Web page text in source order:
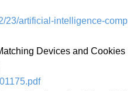
23/artificial-intelligence-comp
Devices and Cookies